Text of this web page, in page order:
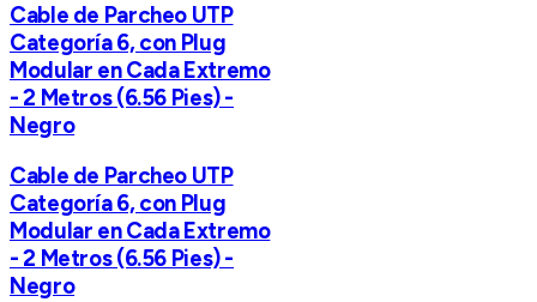
Cable de Parcheo UTP
Categoría 6, con Plug
Modular en Cada Extremo
- 2 Metros (6.56 Pies) -
Negro
Cable de Parcheo UTP
Categoría 6, con Plug
Modular en Cada Extremo
- 2 Metros (6.56 Pies) -
Negro